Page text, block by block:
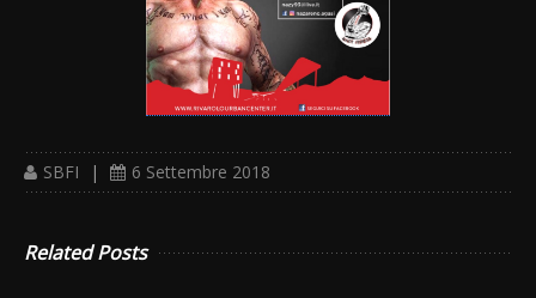
SBFI | 6 Settembre 2018
Related Posts